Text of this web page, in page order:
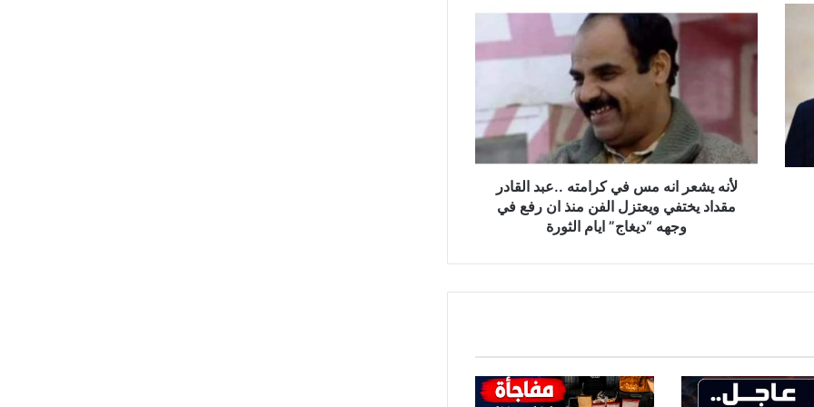
ل
ن
ا
ف
م
ت
ه
لأنه يشعر انه مس في كرامته ..عبد القادر
مقداد يختفي ويعتزل الفن منذ ان رفع في
وجهه “ديغاج” ايام الثورة